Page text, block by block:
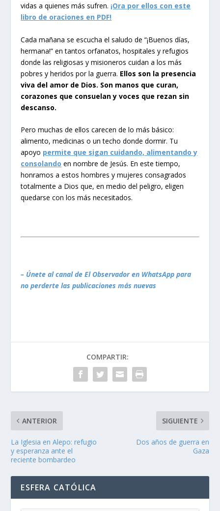
vidas a quienes más sufren. ¡Ora por ellos con este
libro de oraciones en PDF!
Cada mañana se escucha el saludo de “¡Buenos días,
hermana!” en tantos orfanatos, hospitales y refugios
donde las religiosas y misioneros cuidan a los más
pobres y heridos por la guerra. Ellos son la presencia
viva del amor de Dios. Son manos que curan,
corazones que consuelan y voces que rezan sin
descanso.
Pero muchas de ellos carecen de lo más básico:
alimento, medicinas o un techo donde dormir. Tu
apoyo permite que sigan cuidando, alimentando y
consolando en nombre de Jesús. En este tiempo,
honramos a estos hombres y mujeres consagrados
totalmente a Dios que, en medio del peligro, eligen
quedarse con los más necesitados.
– Únete al canal de El Observador en WhatsApp para
no perderte las publicaciones más nuevas
COMPARTIR:
ANTERIOR
La Iglesia en Alepo: refugio
y esperanza ante el
reciente bombardeo
SIGUIENTE
Dos años de guerra en
Gaza
ESFERA CATÓLICA